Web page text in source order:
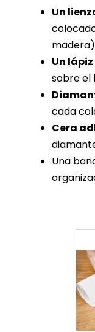
Un
Un lápiz
sobre el
cada
Cera
Una